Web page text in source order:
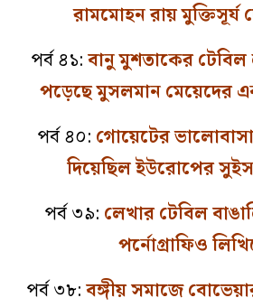
রামমোহন রায় মুক্তিসূর্য
পর্ব ৪১:বানু মুশতাকের
পড়েছে মুসলমান মেয়েদের
পর্ব ৪০: গোয়েটের
দিয়েছিল ইউরোপের
পর্ব ৩৯: লেখার টেবিল
পর্নোগ্রাফিও
পর্ব ৩৮:বঙ্গীয় সমাজে